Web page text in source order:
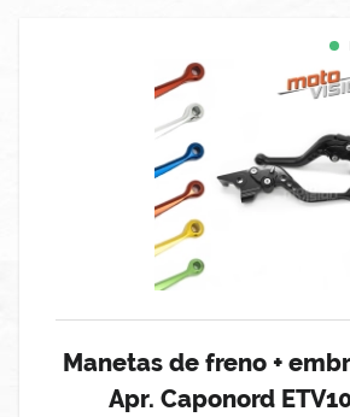
Manetas de freno +
Apr. Caponord